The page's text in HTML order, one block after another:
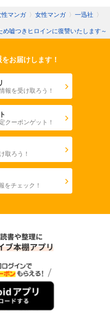
マンガ 〉 女性マンガ 〉 一迅社 〉
嘘つきヒロインに復讐いたします～
をお届けします！
報を受け取ろう！
クーポンゲット！
取ろう！
をチェック！